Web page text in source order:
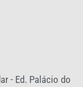
- Ed. Palácio do